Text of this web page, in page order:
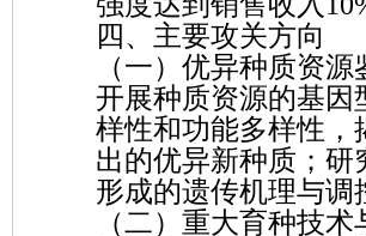
四、主要攻关方向
（一）优异种质资
开展种质资源的基因
样性和功能多样性，
出的优异新种质；
形成的遗传机理与
（二）重大育种技